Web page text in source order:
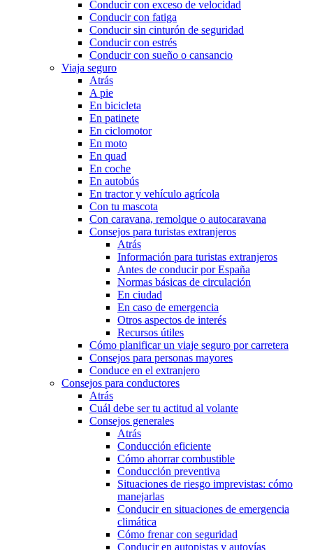
Conducir con exceso de velocidad
Conducir con fatiga
Conducir sin cinturón de seguridad
Conducir con estrés
Conducir con sueño o cansancio
Viaja seguro
Atrás
A pie
En bicicleta
En patinete
En ciclomotor
En moto
En quad
En coche
En autobús
En tractor y vehículo agrícola
Con tu mascota
Con caravana, remolque o autocaravana
Consejos para turistas extranjeros
Atrás
Información para turistas extranjeros
Antes de conducir por España
Normas básicas de circulación
En ciudad
En caso de emergencia
Otros aspectos de interés
Recursos útiles
Cómo planificar un viaje seguro por carretera
Consejos para personas mayores
Conduce en el extranjero
Consejos para conductores
Atrás
Cuál debe ser tu actitud al volante
Consejos generales
Atrás
Conducción eficiente
Cómo ahorrar combustible
Conducción preventiva
Situaciones de riesgo imprevistas: cómo
manejarlas
Conducir en situaciones de emergencia
climática
Cómo frenar con seguridad
Conducir en autopistas y autovías